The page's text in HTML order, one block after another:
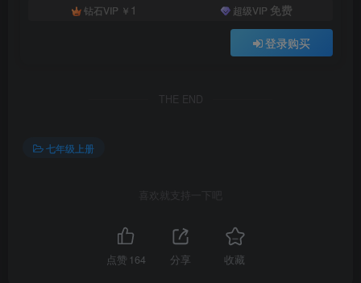
钻石VIP ￥ 1 超级VIP 免费
登录购买
THE END
七年级上册
喜欢就支持一下吧
点赞 164 分享 收藏